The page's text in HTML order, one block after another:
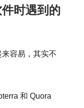
时遇到的
容易，其实不
和 Quora